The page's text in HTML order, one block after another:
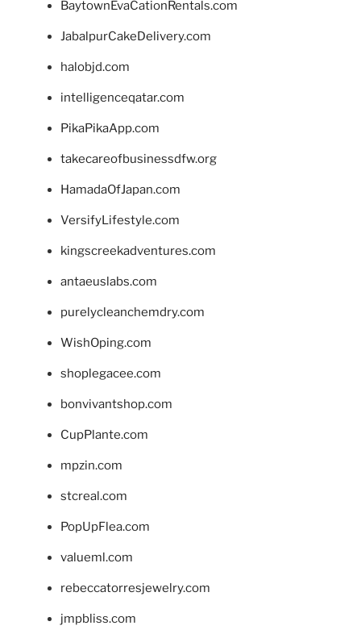
BaytownEvaCationRentals.com
JabalpurCakeDelivery.com
halobjd.com
intelligenceqatar.com
PikaPikaApp.com
takecareofbusinessdfw.org
HamadaOfJapan.com
VersifyLifestyle.com
kingscreekadventures.com
antaeuslabs.com
purelycleanchemdry.com
WishOping.com
shoplegacee.com
bonvivantshop.com
CupPlante.com
mpzin.com
stcreal.com
PopUpFlea.com
valueml.com
rebeccatorresjewelry.com
jmpbliss.com